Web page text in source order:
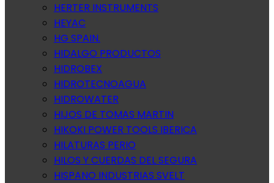
HERTER INSTRUMENTS
HEYAC
HG SPAIN.
HIDALGO PRODUCTOS
HIDROBEX
HIDROTECNOAGUA
HIDROWATER
HIJOS DE TOMAS MARTIN
HIKOKI POWER TOOLS IBERICA
HILATURAS PERIO
HILOS Y CUERDAS DEL SEGURA
HISPANO INDUSTRIAS SVELT